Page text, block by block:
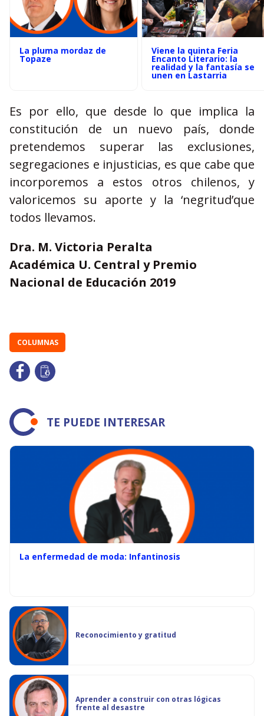
La pluma mordaz de
Topaze
Viene la quinta Feria
Encanto Literario: la
realidad y la fantasía se
unen en Lastarria
Es por ello, que desde lo que implica la
constitución de un nuevo país, donde
pretendemos superar las exclusiones,
segregaciones e injusticias, es que cabe que
incorporemos a estos otros chilenos, y
valoricemos su aporte y la ‘negritud’que
todos llevamos.
Dra. M. Victoria Peralta
Académica U. Central y Premio
Nacional de Educación 2019
COLUMNAS
TE PUEDE INTERESAR
La enfermedad de moda: Infantinosis
Reconocimiento y gratitud
Aprender a construir con otras lógicas
frente al desastre